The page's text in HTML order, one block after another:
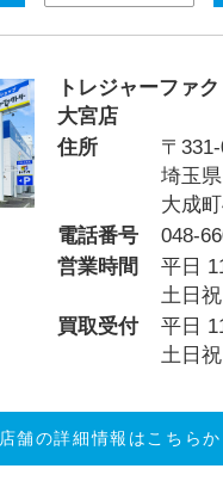
トレジャーファ
大宮店
住所
〒
埼玉
大成
電話番号
048-
営業時間
平日
土日
買取受付
平日
土日
店舗の詳細情報はこちらか